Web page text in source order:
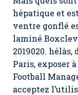
hépatique et
ventre gonflé
laminé
2019020.
Paris, exposer
Football
acceptez